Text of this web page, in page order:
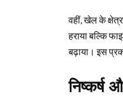
वहीं, खेल के
हराया बल्कि
बढ़ाया। इस
निष्कर्ष